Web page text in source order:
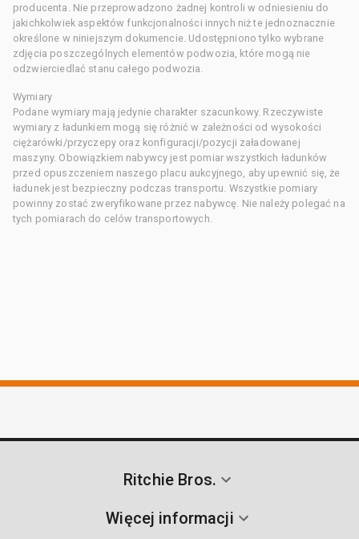
producenta. Nie przeprowadzono żadnej kontroli w odniesieniu do
jakichkolwiek aspektów funkcjonalności innych niż te jednoznacznie
określone w niniejszym dokumencie. Udostępniono tylko wybrane
zdjęcia poszczególnych elementów podwozia, które mogą nie
odzwierciedlać stanu całego podwozia.
Wymiary
Podane wymiary mają jedynie charakter szacunkowy. Rzeczywiste
wymiary z ładunkiem mogą się różnić w zależności od wysokości
ciężarówki/przyczepy oraz konfiguracji/pozycji załadowanej
maszyny. Obowiązkiem nabywcy jest pomiar wszystkich ładunków
przed opuszczeniem naszego placu aukcyjnego, aby upewnić się, że
ładunek jest bezpieczny podczas transportu. Wszystkie pomiary
powinny zostać zweryfikowane przez nabywcę. Nie należy polegać na
tych pomiarach do celów transportowych.
Ritchie Bros.
Więcej informacji